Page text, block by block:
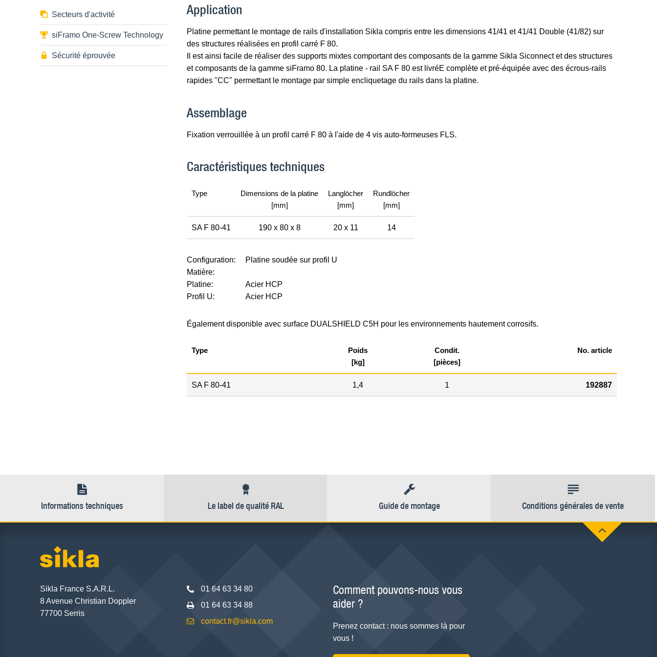
Secteurs d'activité
siFramo One-Screw Technology
Sécurité éprouvée
Application
Platine permettant le montage de rails d'installation Sikla compris entre les dimensions 41/41 et 41/41 Double (41/82) sur
des structures réalisées en profil carré F 80.
Il est ainsi facile de réaliser des supports mixtes comportant des composants de la gamme Sikla Siconnect et des structures
et composants de la gamme siFramo 80. La platine - rail SA F 80 est livréE complète et pré-équipée avec des écrous-rails
rapides "CC" permettant le montage par simple encliquetage du rails dans la platine.
Assemblage
Fixation verrouillée à un profil carré F 80 à l'aide de 4 vis auto-formeuses FLS.
Caractéristiques techniques
Type
Dimensions de la platine
[mm]
Langlöcher
[mm]
Rundlöcher
[mm]
SA F 80-41 190 x 80 x 8 20 x 11 14
Configuration:
Platine soudée sur profil U
Matière:
Platine:
Acier HCP
Profil U:
Acier HCP
Également disponible avec surface DUALSHIELD C5H pour les environnements hautement corrosifs.
Type
Poids
[kg]
Condit.
[pièces]
No. article
SA F 80-41 1,4 1 192887
Informations techniques Le label de qualité RAL Guide de montage Conditions générales de vente
Sikla France S.A.R.L.
8 Avenue Christian Doppler
77700 Serris
01 64 63 34 80
01 64 63 34 88
contact.fr@sikla.com
Comment pouvons-nous vous
aider ?
Prenez contact : nous sommes là pour
vous !